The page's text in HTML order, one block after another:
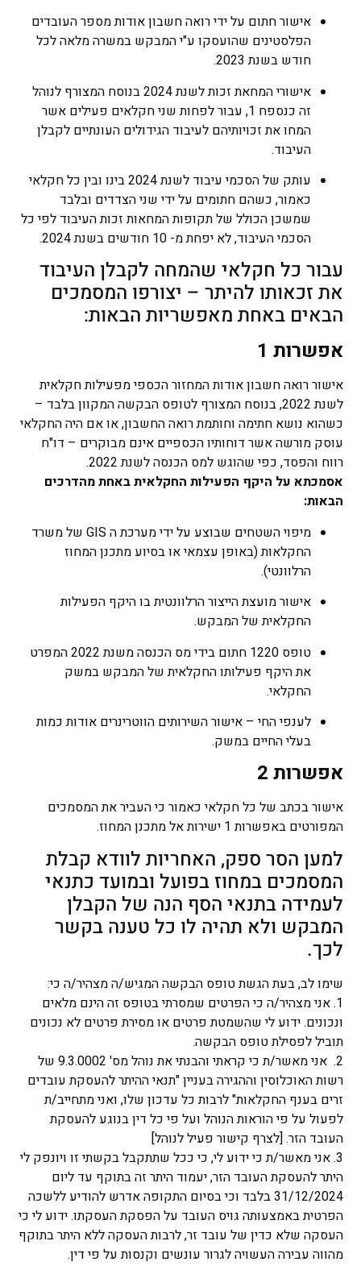
אישור חתום על ידי רואה חשבון אודות מספר העובדים
הפלסטינים שהועסקו ע"י המבקש במשרה מלאה לכל
חודש בשנת 2023.
אישורי המחאת זכות לשנת 2024 בנוסח המצורף לנוהל
זה כנספח 1, עבור לפחות שני חקלאים פעילים אשר
המחו את זכויותיהם לעיבוד הגידולים העונתיים לקבלן
העיבוד.
עותק של הסכמי עיבוד לשנת 2024 בינו ובין כל חקלאי
כאמור, כשהם חתומים על ידי שני הצדדים ובלבד
שמשכן הכולל של תקופות המחאות זכות העיבוד לפי כל
הסכמי העיבוד, לא יפחת מ- 10 חודשים בשנת 2024.
עבור כל חקלאי שהמחה לקבלן העיבוד
את זכאותו להיתר – יצורפו המסמכים
הבאים באחת מאפשריות הבאות:
אפשרות 1
אישור רואה חשבון אודות המחזור הכספי מפעילות חקלאית
לשנת 2022, בנוסח המצורף לטופס הבקשה המקוון בלבד –
כשהוא נושא חתימה וחותמת רואה החשבון, או אם היה החקלאי
עוסק מורשה אשר דוחותיו הכספיים אינם מבוקרים – דו"ח
רווח והפסד, כפי שהוגש למס הכנסה לשנת 2022.
אסמכתא על היקף הפעילות החקלאית באחת מהדרכים
הבאות:
מיפוי השטחים שבוצע על ידי מערכת ה GIS של משרד
החקלאות (באופן עצמאי או בסיוע מתכנן המחוז
הרלוונטי).
אישור מועצת הייצור הרלוונטית בו היקף הפעילות
החקלאית של המבקש.
טופס 1220 חתום בידי מס הכנסה משנת 2022 המפרט
את היקף פעילותו החקלאית של המבקש במשק
החקלאי.
לענפי החי – אישור השירותים הווטרינרים אודות כמות
בעלי החיים במשק.
אפשרות 2
אישור בכתב של כל חקלאי כאמור כי העביר את המסמכים
המפורטים באפשרות 1 ישירות אל מתכנן המחוז.
למען הסר ספק, האחריות לוודא קבלת
המסמכים במחוז בפועל ובמועד כתנאי
לעמידה בתנאי הסף הנה של הקבלן
המבקש ולא תהיה לו כל טענה בקשר
לכך.
שימו לב, בעת הגשת טופס הבקשה המגיש/ה מצהיר/ה כי:
1. אני מצהיר/ה כי הפרטים שמסרתי בטופס זה הינם מלאים
ונכונים. ידוע לי שהשמטת פרטים או מסירת פרטים לא נכונים
תוביל לפסילת טופס הבקשה.
2. אני מאשר/ת כי קראתי והבנתי את נוהל מס' 9.3.0002 של
רשות האוכלוסין וההגירה בעניין "תנאי ההיתר להעסקת עובדים
זרים בענף החקלאות" לרבות כל עדכון שלו, ואני מתחייב/ת
לפעול על פי הוראות הנוהל ועל פי כל דין בנוגע להעסקת
העובד הזר. [לצרף קישור פעיל לנוהל]
3. אני מאשר/ת כי ידוע לי, כי ככל שתתקבל בקשתי זו ויונפק לי
היתר להעסקת העובד הזר, יעמוד היתר זה בתוקף עד ליום
31/12/2024 בלבד וכי בסיום התקופה אדרש להודיע ללשכה
הפרטית באמצעותה גויס העובד על הפסקת העסקתו. ידוע לי כי
העסקה שלא כדין של עובד זר, לרבות העסקה ללא היתר בתוקף
מהווה עבירה העשויה לגרור עונשים וקנסות על פי דין.